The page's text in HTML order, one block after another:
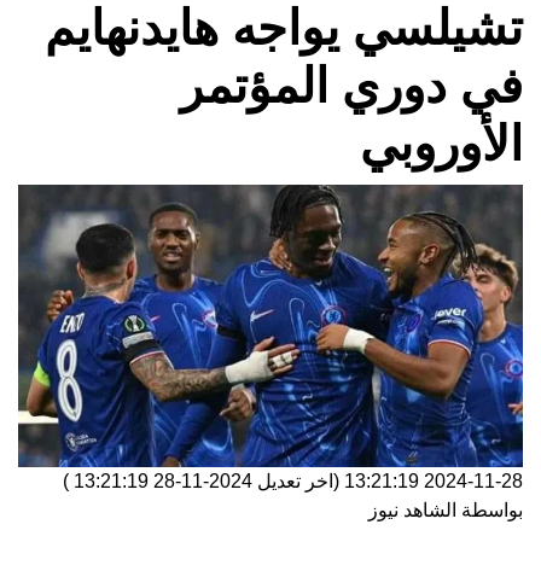
تشيلسي يواجه هايدنهايم
في دوري المؤتمر
الأوروبي
2024-11-28 13:21:19 (اخر تعديل 2024-11-28 13:21:19
)
بواسطة الشاهد نيوز